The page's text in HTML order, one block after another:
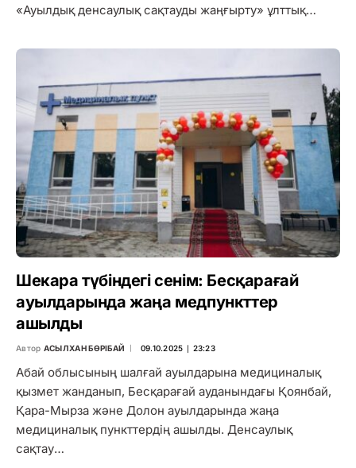
«Ауылдық денсаулық сақтауды жаңғырту» ұлттық…
Шекара түбіндегі сенім: Бесқарағай
ауылдарында жаңа медпункттер
ашылды
Автор АСЫЛХАН БӨРІБАЙ 09.10.2025 ∣ 23:23
Абай облысының шалғай ауылдарына медициналық
қызмет жанданып, Бесқарағай ауданындағы Қоянбай,
Қара-Мырза және Долон ауылдарында жаңа
медициналық пункттердің ашылды. Денсаулық
сақтау…